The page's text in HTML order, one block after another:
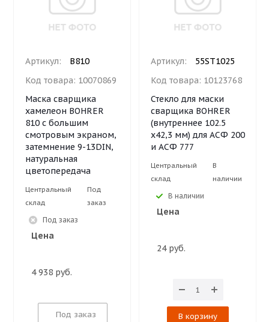
Артикул:
B810
Код товара: 10070869
Маска сварщика
хамелеон BOHRER
810 с большим
смотровым экраном,
затемнение 9-13DIN,
натуральная
цветопередача
Центральный
склад
Под
заказ
Под заказ
Цена
4 938 руб.
Под заказ
Артикул:
55ST1025
Код товара: 10123768
Стекло для маски
сварщика BOHRER
(внутреннее 102.5
х42,3 мм) для АСФ 200
и АСФ 777
Центральный
склад
В
наличии
В наличии
Цена
24 руб.
В корзину